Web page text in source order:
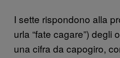
I sette rispondono alla
urla “fate cagare”) degli
una cifra da capogiro,